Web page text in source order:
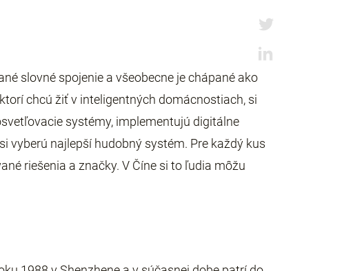
slovné spojenie a všeobecne je chápané ako
chcú žiť v inteligentných domácnostiach, si
systémy, implementujú digitálne
vyberú najlepší hudobný systém. Pre každý kus
riešenia a značky. V Číne si to ľudia môžu